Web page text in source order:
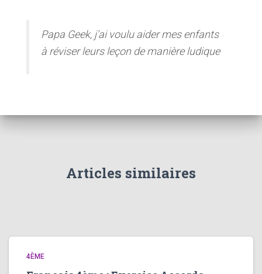
Papa Geek, j'ai voulu aider mes enfants
à réviser leurs leçon de manière ludique
Articles similaires
4ÈME